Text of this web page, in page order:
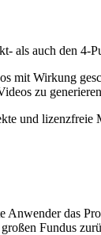
als auch den 4-
mit Wirkung
zu
und lizenzfreie
das
Fundus